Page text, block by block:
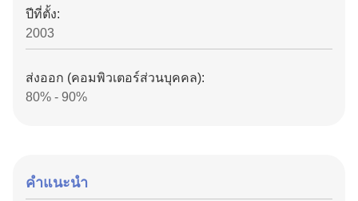
ปีที่ตั้ง:
2003
ส่งออก (คอมพิวเตอร์ส่วนบุคคล):
80% - 90%
คําแนะนํา